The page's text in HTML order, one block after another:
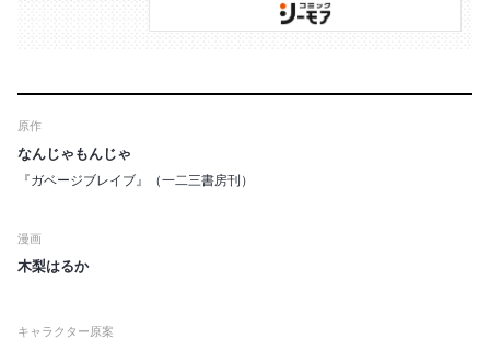
原作
なんじゃもんじゃ
『ガベージブレイブ』（一二三書房刊）
漫画
木梨はるか
キャラクター原案